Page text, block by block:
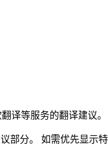
译等服务的翻译建议。
部分。 如需优先显示